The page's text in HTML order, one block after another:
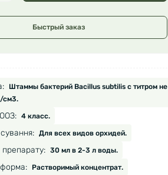
Быстрый заказ
Штаммы бактерий Bacillus subtilis с титром не
см3.
4 класс.
Для всех видов орхидей.
30 мл в 2-3 л воды.
Растворимый концентрат.